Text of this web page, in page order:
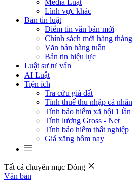
Media Luật
Lĩnh vực khác
Bản tin luật
Điểm tin văn bản mới
Chính sách mới hàng tháng
Văn bản hàng tuần
Bản tin hiệu lực
Luật sư tư vấn
AI Luật
Tiện ích
Tra cứu giá đất
Tính thuế thu nhập cá nhân
Tính bảo hiểm xã hội 1 lần
Tính lương Gross - Net
Tính bảo hiểm thất nghiệp
Giá xăng hôm nay
Tất cả chuyên mục Đóng
Văn bản